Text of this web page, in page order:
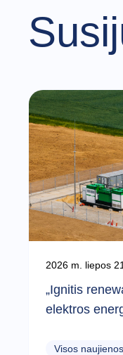
2026 m. liepos
„Ignitis
elektros
Visos naujienos